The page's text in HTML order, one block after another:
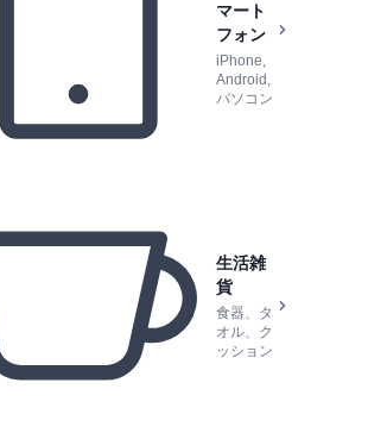
マート
フォン
iPhone,
Android,
パソコン
生活雑
貨
食器、タ
オル、ク
ッション